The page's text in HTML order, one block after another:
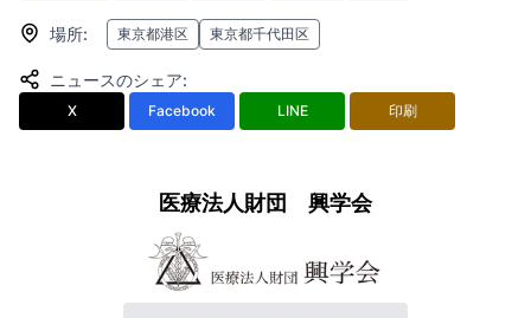
場所: 東京都港区 東京都千代田区
ニュースのシェア:
X Facebook LINE 印刷
医療法人財団 興学会